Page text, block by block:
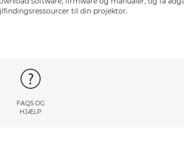
til din projektor.
FAQS OG
HJÆLP